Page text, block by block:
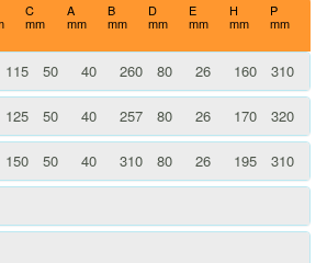
C
mm
A
mm
B
mm
D
mm
E
mm
H
mm
P
mm
115 50 40 260 80 26 160 310
125 50 40 257 80 26 170 320
150 50 40 310 80 26 195 310